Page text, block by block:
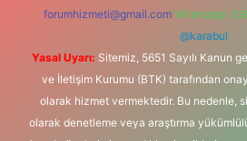
forumhizmeti@gmail.com Whatsapp:
@karabul
Yasal Uyarı: Sitemiz, 5651 Sayılı Kanun
ve İletişim Kurumu (BTK) tarafından
olarak hizmet vermektedir. Bu nedenle,
olarak denetleme veya araştırma